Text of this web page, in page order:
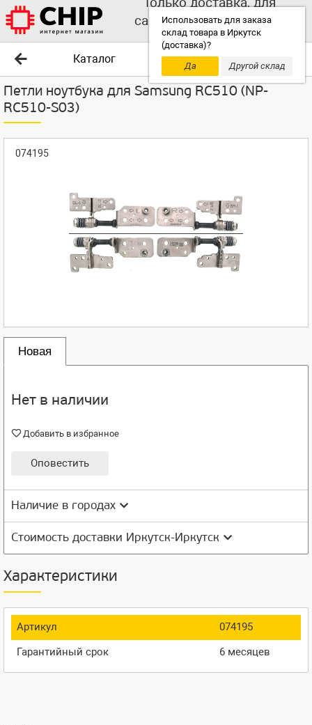
Использовать для заказа
склад товара в Иркутск
(доставка)?
Да
Другой склад
самовывоза выбирайте
другой склад!
Каталог
Петли ноутбука для Samsung RC510 (NP-
RC510-S03)
074195
Новая
Нет в наличии
Добавить в избранное
Оповестить
Наличие в городах
Стоимость доставки Иркутск-Иркутск
Характеристики
Артикул
074195
Гарантийный срок
6 месяцев